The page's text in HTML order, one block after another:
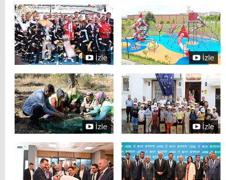
İzle İzle
İzle İzle